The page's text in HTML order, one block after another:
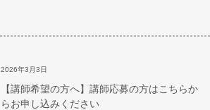
2026年3月3日
【講師希望の方へ】講師応募の方はこちらか
らお申し込みください